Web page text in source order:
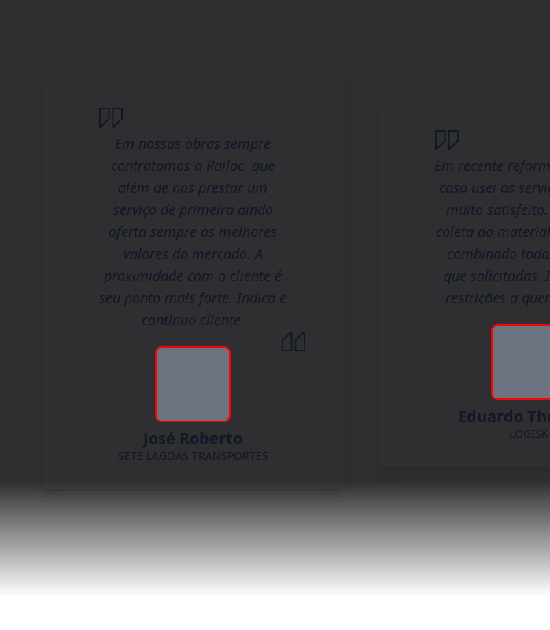
Em nossas obras sempre
contratamos a Railoc, que
além de nos prestar um
serviço de primeira ainda
oferta sempre os melhores
valores do mercado. A
proximidade com o cliente é
seu ponto mais forte. Indico e
continuo cliente.
José Roberto
SETE LAGOAS TRANSPORTES
Em recente
casa usei os
muito satisfeito.
coleta do
combinado
que solicitadas.
restrições a
Eduardo
LOGISK